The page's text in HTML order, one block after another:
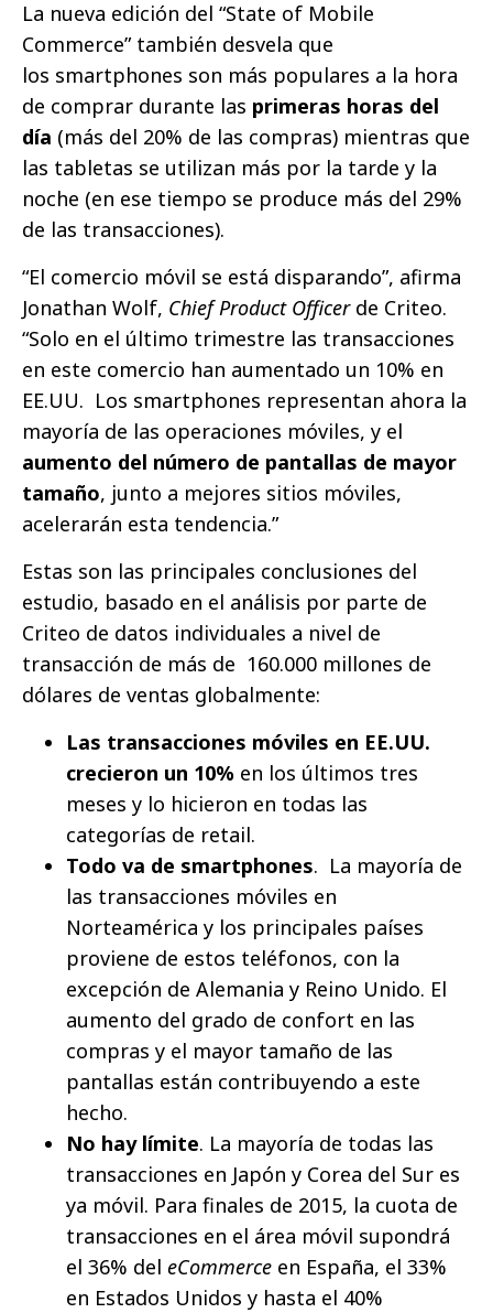
La nueva edición del “State of Mobile
Commerce” también desvela que
los smartphones son más populares a la hora
de comprar durante las primeras horas del
día (más del 20% de las compras) mientras que
las tabletas se utilizan más por la tarde y la
noche (en ese tiempo se produce más del 29%
de las transacciones).
“El comercio móvil se está disparando”, afirma
Jonathan Wolf, Chief Product Officerde Criteo.
“Solo en el último trimestre las transacciones
en este comercio han aumentado un 10% en
EE.UU. Los smartphones representan ahora la
mayoría de las operaciones móviles, y el
aumento del número de pantallas de mayor
tamaño, junto a mejores sitios móviles,
acelerarán esta tendencia.”
Estas son las principales conclusiones del
estudio, basado en el análisis por parte de
Criteo de datos individuales a nivel de
transacción de más de 160.000 millones de
dólares de ventas globalmente:
Las transacciones móviles en EE.UU.
crecieron un 10% en los últimos tres
meses y lo hicieron en todas las
categorías de retail.
Todo va de smartphones. La mayoría de
las transacciones móviles en
Norteamérica y los principales países
proviene de estos teléfonos, con la
excepción de Alemania y Reino Unido. El
aumento del grado de confort en las
compras y el mayor tamaño de las
pantallas están contribuyendo a este
hecho.
No hay límite. La mayoría de todas las
transacciones en Japón y Corea del Sur es
ya móvil. Para finales de 2015, la cuota de
transacciones en el área móvil supondrá
el 36% del eCommerce en España, el 33%
en Estados Unidos y hasta el 40%